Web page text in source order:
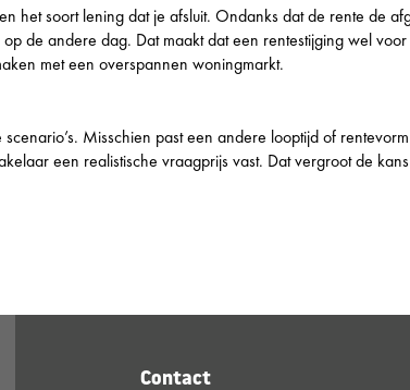
het soort lening dat je afsluit. Ondanks dat de rente de
de andere dag. Dat maakt dat een rentestijging wel
met een overspannen woningmarkt.
Misschien past een andere looptijd of
een realistische vraagprijs vast. Dat vergroot de
Contact